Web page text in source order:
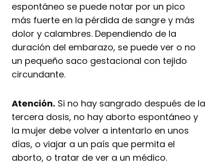
espontáneo se puede notar por un pico
más fuerte en la pérdida de sangre y más
dolor y calambres. Dependiendo de la
duración del embarazo, se puede ver o no
un pequeño saco gestacional con tejido
circundante.
Atención. Si no hay sangrado después de la
tercera dosis, no hay aborto espontáneo y
la mujer debe volver a intentarlo en unos
días, o viajar a un país que permita el
aborto, o tratar de ver a un médico.